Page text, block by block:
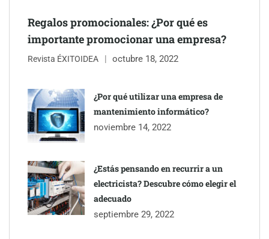
Regalos promocionales: ¿Por qué es
importante promocionar una empresa?
Revista ÉXITOIDEA octubre 18, 2022
¿Por qué utilizar una empresa de
mantenimiento informático?
noviembre 14, 2022
¿Estás pensando en recurrir a un
electricista? Descubre cómo elegir el
adecuado
septiembre 29, 2022